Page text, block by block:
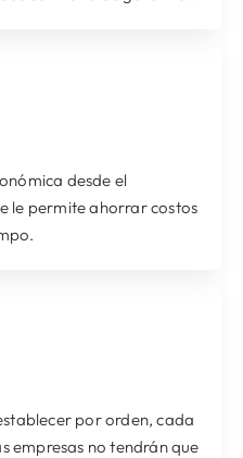
desde el
le permite ahorrar costos
por orden, cada
empresas no tendrán que